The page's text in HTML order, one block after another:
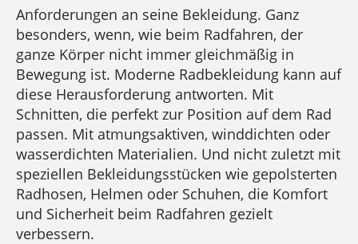
Anforderungen an seine Bekleidung. Ganz
besonders, wenn, wie beim Radfahren, der
ganze Körper nicht immer gleichmäßig in
Bewegung ist. Moderne Radbekleidung kann auf
diese Herausforderung antworten. Mit
Schnitten, die perfekt zur Position auf dem Rad
passen. Mit atmungsaktiven, winddichten oder
wasserdichten Materialien. Und nicht zuletzt mit
speziellen Bekleidungsstücken wie gepolsterten
Radhosen, Helmen oder Schuhen, die Komfort
und Sicherheit beim Radfahren gezielt
verbessern.